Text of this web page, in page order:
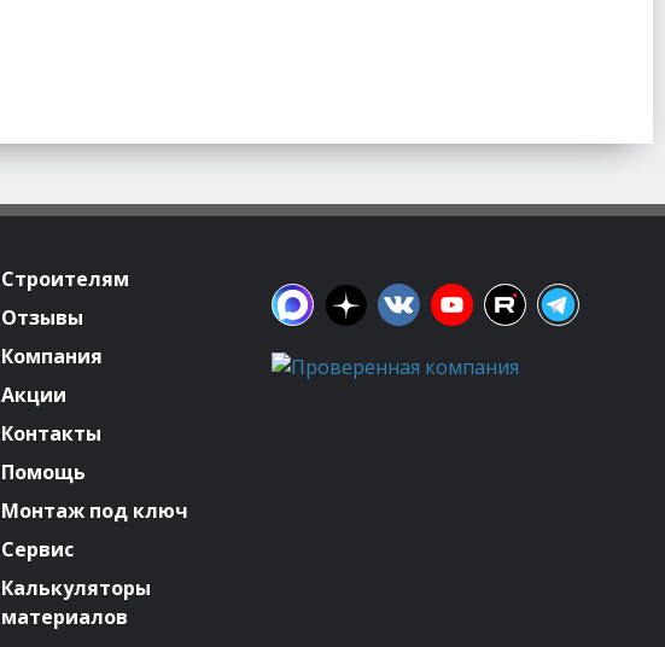
Строителям
Отзывы
Компания
Акции
Контакты
Помощь
Монтаж под ключ
Сервис
Калькуляторы
материалов